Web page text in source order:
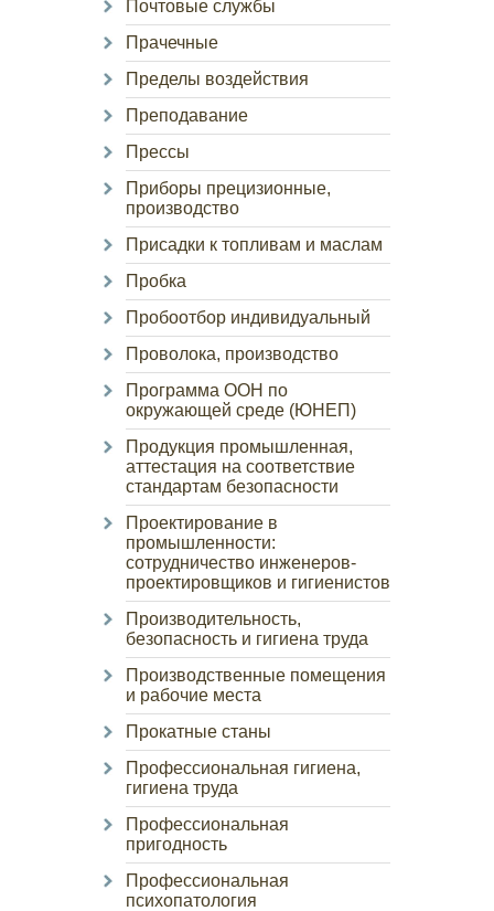
Почтовые службы
Прачечные
Пределы воздействия
Преподавание
Прессы
Приборы прецизионные,
производство
Присадки к топливам и маслам
Пробка
Пробоотбор индивидуальный
Проволока, производство
Программа ООН по
окружающей среде (ЮНЕП)
Продукция промышленная,
аттестация на соответствие
стандартам безопасности
Проектирование в
промышленности:
сотрудничество инженеров-
проектировщиков и гигиенистов
Производительность,
безопасность и гигиена труда
Производственные помещения
и рабочие места
Прокатные станы
Профессиональная гигиена,
гигиена труда
Профессиональная
пригодность
Профессиональная
психопатология